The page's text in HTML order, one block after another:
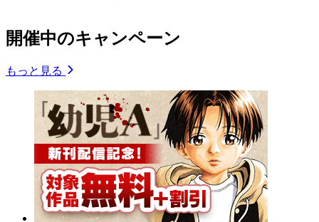
開催中のキャンペーン
もっと見る